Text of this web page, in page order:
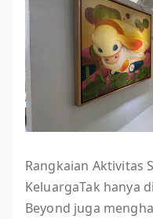
Rangkaian Aktivitas
KeluargaTak hanya
Beyond juga